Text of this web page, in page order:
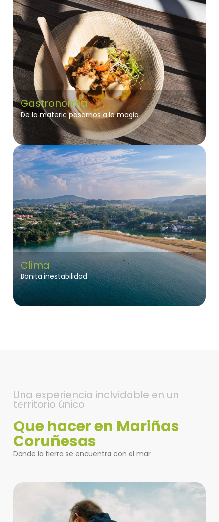
Gastronomía
De la materia pasamos a la magia
Clima
Bonita inestabilidad
Una experiencia inolvidable en un
territorio único
Que hacer en Mariñas
Coruñesas
Donde la tierra se encuentra con el mar